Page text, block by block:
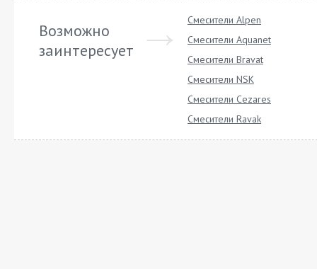
Возможно
заинтересует
Смесители Alpen
Смесители Aquanet
Смесители Bravat
Смесители NSK
Смесители Cezares
Смесители Ravak